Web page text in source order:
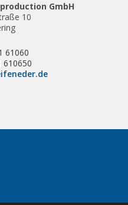
GmbH
10
61060
610650